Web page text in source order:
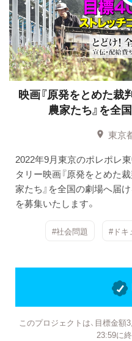
映画『原発をとめた
農家たち』を全
東京
2022年9月東京のポレポレ
タリー映画『原発をとめた
家たち』を全国の劇場へ届
を募集いたします。
#社会問題 #ドキ
このプロジェクトは、目標金額
23:59に